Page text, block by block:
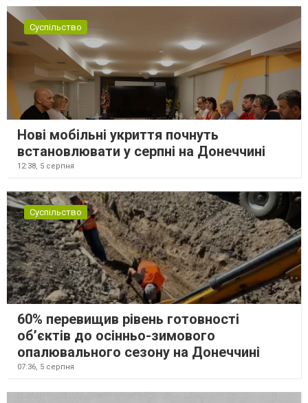
Суспільство
Нові мобільні укриття почнуть
встановлювати у серпні на Донеччині
12:38, 5 серпня
Суспільство
60% перевищив рівень готовності
об’єктів до осінньо-зимового
опалювального сезону на Донеччині
07:36, 5 серпня